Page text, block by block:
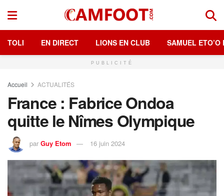
TOLI EN DIRECT LIONS EN CLUB SAMUEL ETO’O
PUBLICITÉ
Accueil ACTUALITÉS
France : Fabrice Ondoa
quitte le Nîmes Olympique
par Guy Etom 16 juin 2024